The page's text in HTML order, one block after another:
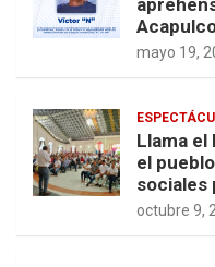
mayo 19,
Llama el
el
sociales
octubre 9,